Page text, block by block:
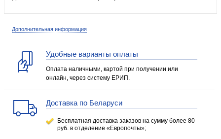
Дополнительная информация
Удобные варианты оплаты
Оплата наличными, картой при получении или
онлайн, через систему ЕРИП.
Доставка по Беларуси
Бесплатная доставка заказов на сумму более 80
руб. в отделение «Европочты»;